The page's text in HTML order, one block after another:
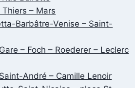
– Mars
Barbâtre-Venise – Saint-
– Foch – Roederer – Leclerc
André – Camille Lenoir